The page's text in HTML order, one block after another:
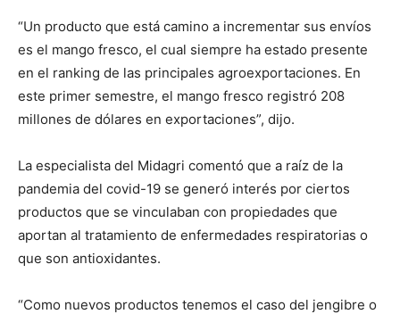
“Un producto que está camino a incrementar sus envíos
es el mango fresco, el cual siempre ha estado presente
en el ranking de las principales agroexportaciones. En
este primer semestre, el mango fresco registró 208
millones de dólares en exportaciones”, dijo.
La especialista del Midagri comentó que a raíz de la
pandemia del covid-19 se generó interés por ciertos
productos que se vinculaban con propiedades que
aportan al tratamiento de enfermedades respiratorias o
que son antioxidantes.
“Como nuevos productos tenemos el caso del jengibre o